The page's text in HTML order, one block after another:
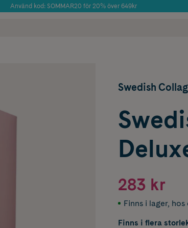
Använd kod: SOMMAR20 för 20% över 649kr
Swedish
283 kr
Finns i lager, hos
Finns i flera